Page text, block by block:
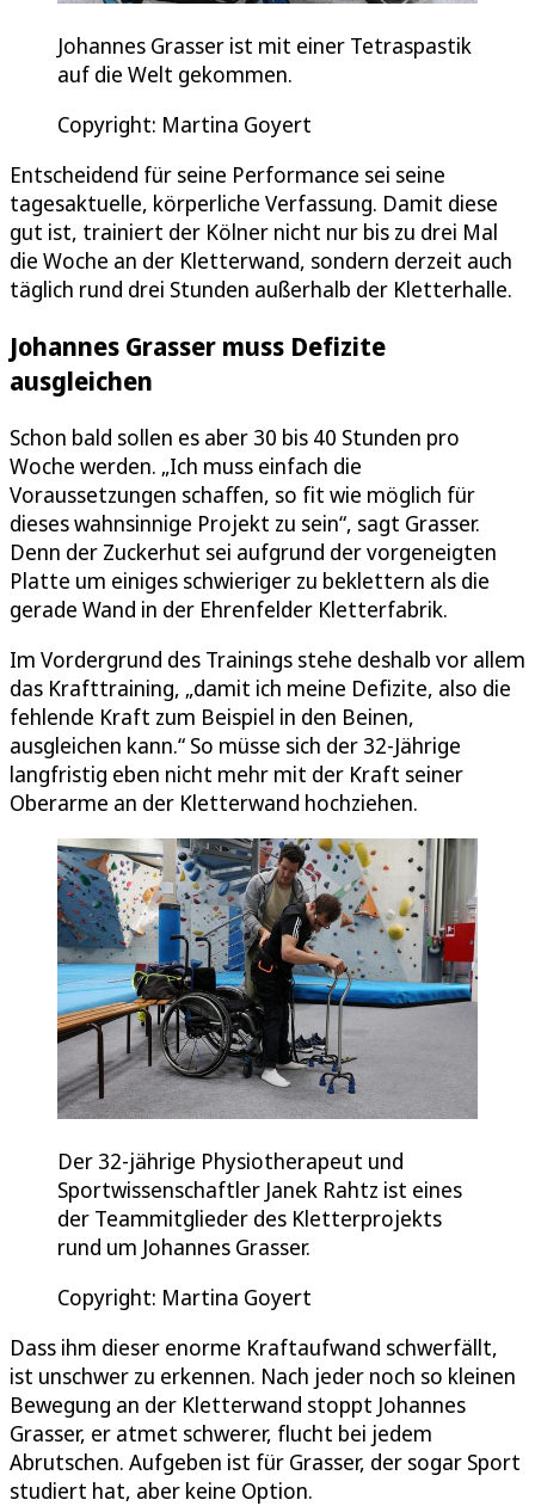
Johannes Grasser ist mit einer Tetraspastik
auf die Welt gekommen.
Copyright: Martina Goyert
Entscheidend für seine Performance sei seine
tagesaktuelle, körperliche Verfassung. Damit diese
gut ist, trainiert der Kölner nicht nur bis zu drei Mal
die Woche an der Kletterwand, sondern derzeit auch
täglich rund drei Stunden außerhalb der Kletterhalle.
Johannes Grasser muss Defizite
ausgleichen
Schon bald sollen es aber 30 bis 40 Stunden pro
Woche werden. „Ich muss einfach die
Voraussetzungen schaffen, so fit wie möglich für
dieses wahnsinnige Projekt zu sein“, sagt Grasser.
Denn der Zuckerhut sei aufgrund der vorgeneigten
Platte um einiges schwieriger zu beklettern als die
gerade Wand in der Ehrenfelder Kletterfabrik.
Im Vordergrund des Trainings stehe deshalb vor allem
das Krafttraining, „damit ich meine Defizite, also die
fehlende Kraft zum Beispiel in den Beinen,
ausgleichen kann.“ So müsse sich der 32-Jährige
langfristig eben nicht mehr mit der Kraft seiner
Oberarme an der Kletterwand hochziehen.
Der 32-jährige Physiotherapeut und
Sportwissenschaftler Janek Rahtz ist eines
der Teammitglieder des Kletterprojekts
rund um Johannes Grasser.
Copyright: Martina Goyert
Dass ihm dieser enorme Kraftaufwand schwerfällt,
ist unschwer zu erkennen. Nach jeder noch so kleinen
Bewegung an der Kletterwand stoppt Johannes
Grasser, er atmet schwerer, flucht bei jedem
Abrutschen. Aufgeben ist für Grasser, der sogar Sport
studiert hat, aber keine Option.